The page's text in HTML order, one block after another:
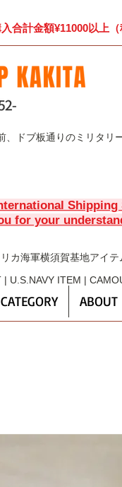
入合計金額¥11000以上
ドブ板通りのミリタリ
for your
カ海軍横須賀基地アイテ
U.S.NAVY ITEM |
CATEGORY ABOUT